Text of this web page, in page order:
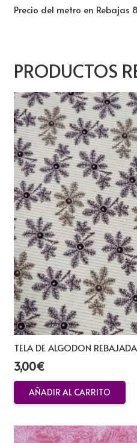
Precio del metro en Rebajas
PRODUCTOS
TELA DE ALGODON REBAJADA
3,00€
AÑADIR AL CARRITO